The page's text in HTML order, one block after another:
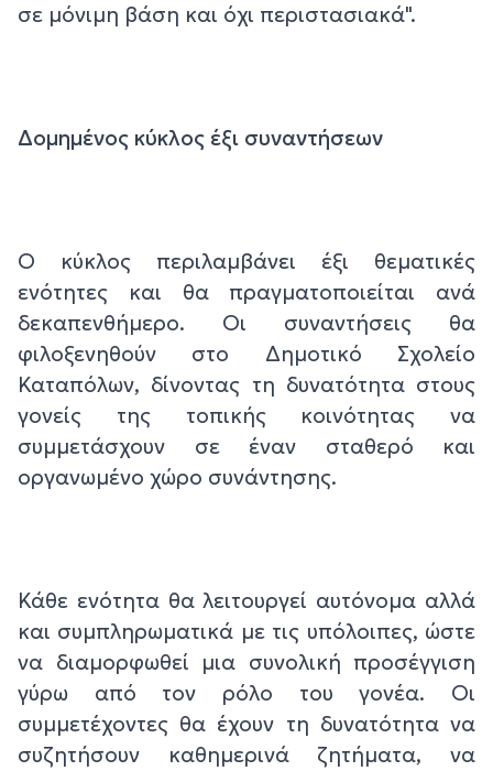
σε μόνιμη βάση και όχι περιστασιακά".
Δομημένος κύκλος έξι συναντήσεων
Ο κύκλος περιλαμβάνει έξι θεματικές
ενότητες και θα πραγματοποιείται ανά
δεκαπενθήμερο. Οι συναντήσεις θα
φιλοξενηθούν στο Δημοτικό Σχολείο
Καταπόλων, δίνοντας τη δυνατότητα στους
γονείς της τοπικής κοινότητας να
συμμετάσχουν σε έναν σταθερό και
οργανωμένο χώρο συνάντησης.
Κάθε ενότητα θα λειτουργεί αυτόνομα αλλά
και συμπληρωματικά με τις υπόλοιπες, ώστε
να διαμορφωθεί μια συνολική προσέγγιση
γύρω από τον ρόλο του γονέα. Οι
συμμετέχοντες θα έχουν τη δυνατότητα να
συζητήσουν καθημερινά ζητήματα, να